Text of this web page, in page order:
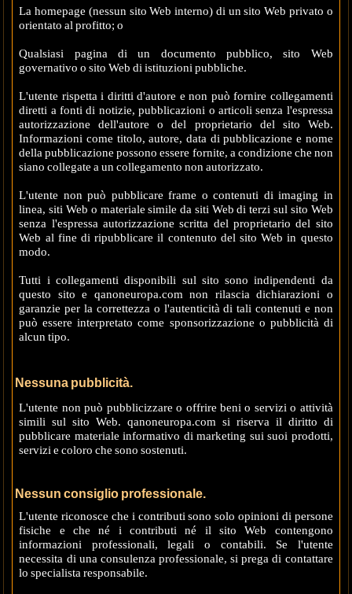
La homepage (nessun sito Web interno) di un sito Web privato o
orientato al profitto; o
Qualsiasi pagina di un documento pubblico, sito Web
governativo o sito Web di istituzioni pubbliche.
L'utente rispetta i diritti d'autore e non può fornire collegamenti
diretti a fonti di notizie, pubblicazioni o articoli senza l'espressa
autorizzazione dell'autore o del proprietario del sito Web.
Informazioni come titolo, autore, data di pubblicazione e nome
della pubblicazione possono essere fornite, a condizione che non
siano collegate a un collegamento non autorizzato.
L'utente non può pubblicare frame o contenuti di imaging in
linea, siti Web o materiale simile da siti Web di terzi sul sito Web
senza l'espressa autorizzazione scritta del proprietario del sito
Web al fine di ripubblicare il contenuto del sito Web in questo
modo.
Tutti i collegamenti disponibili sul sito sono indipendenti da
questo sito e qanoneuropa.com non rilascia dichiarazioni o
garanzie per la correttezza o l'autenticità di tali contenuti e non
può essere interpretato come sponsorizzazione o pubblicità di
alcun tipo.
Nessuna pubblicità.
L'utente non può pubblicizzare o offrire beni o servizi o attività
simili sul sito Web. qanoneuropa.com si riserva il diritto di
pubblicare materiale informativo di marketing sui suoi prodotti,
servizi e coloro che sono sostenuti.
Nessun consiglio professionale.
L'utente riconosce che i contributi sono solo opinioni di persone
fisiche e che né i contributi né il sito Web contengono
informazioni professionali, legali o contabili. Se l'utente
necessita di una consulenza professionale, si prega di contattare
lo specialista responsabile.